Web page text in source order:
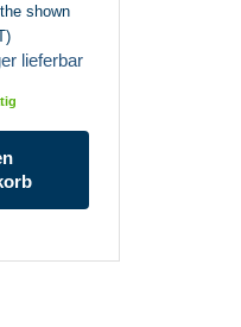
shown
lieferbar